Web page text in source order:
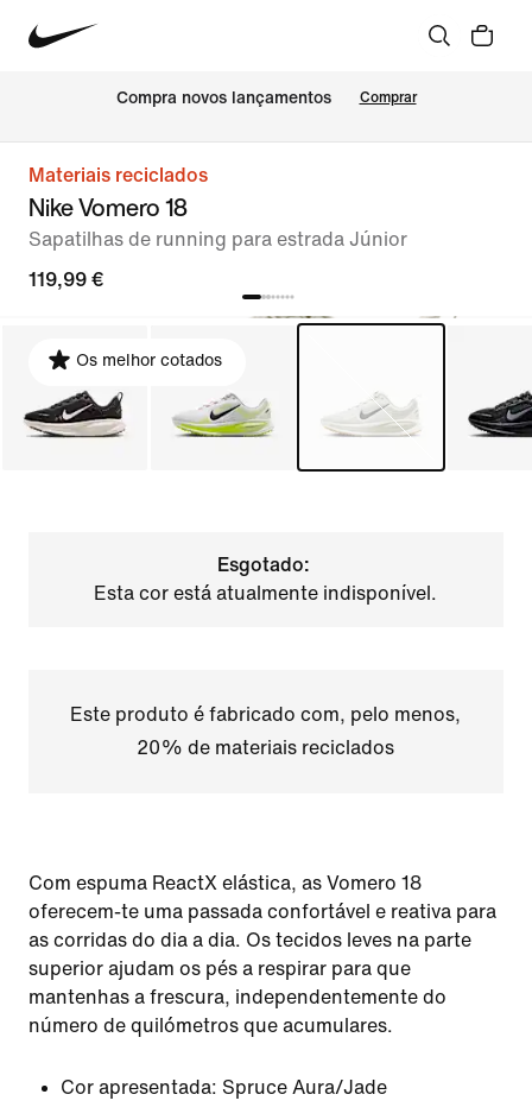
Compra novos lançamentos Comprar
Materiais reciclados
Nike Vomero 18
Sapatilhas de running para estrada Júnior
119,99 €
Os melhor cotados
Esgotado:
Esta cor está atualmente indisponível.
Este produto é fabricado com, pelo menos,
20% de materiais reciclados
Com espuma ReactX elástica, as Vomero 18
oferecem-te uma passada confortável e reativa para
as corridas do dia a dia. Os tecidos leves na parte
superior ajudam os pés a respirar para que
mantenhas a frescura, independentemente do
número de quilómetros que acumulares.
Cor apresentada: Spruce Aura/Jade